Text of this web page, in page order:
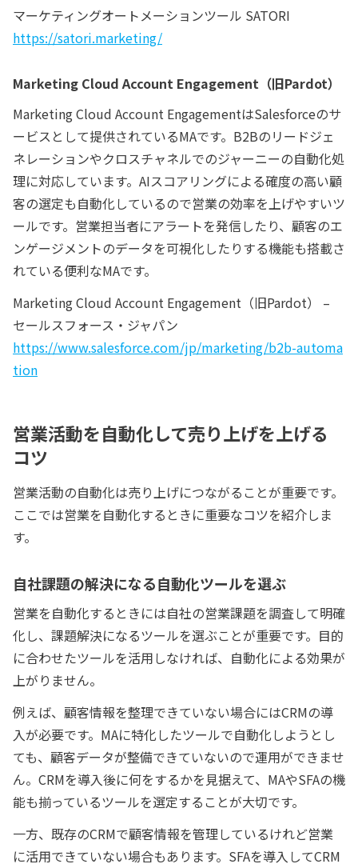
マーケティングオートメーションツール SATORI
https://satori.marketing/
Marketing Cloud Account Engagement（旧Pardot）
Marketing Cloud Account EngagementはSalesforceのサ
ービスとして提供されているMAです。B2Bのリードジェ
ネレーションやクロスチャネルでのジャーニーの自動化処
理に対応しています。AIスコアリングによる確度の高い顧
客の選定も自動化しているので営業の効率を上げやすいツ
ールです。営業担当者にアラートを発信したり、顧客のエ
ンゲージメントのデータを可視化したりする機能も搭載さ
れている便利なMAです。
Marketing Cloud Account Engagement（旧Pardot） –
セールスフォース・ジャパン
https://www.salesforce.com/jp/marketing/b2b-automa
tion
営業活動を自動化して売り上げを上げる
コツ
営業活動の自動化は売り上げにつながることが重要です。
ここでは営業を自動化するときに重要なコツを紹介しま
す。
自社課題の解決になる自動化ツールを選ぶ
営業を自動化するときには自社の営業課題を調査して明確
化し、課題解決になるツールを選ぶことが重要です。目的
に合わせたツールを活用しなければ、自動化による効果が
上がりません。
例えば、顧客情報を整理できていない場合にはCRMの導
入が必要です。MAに特化したツールで自動化しようとし
ても、顧客データが整備できていないので運用ができませ
ん。CRMを導入後に何をするかを見据えて、MAやSFAの機
能も揃っているツールを選定することが大切です。
一方、既存のCRMで顧客情報を管理しているけれど営業
に活用できていない場合もあります。SFAを導入してCRM